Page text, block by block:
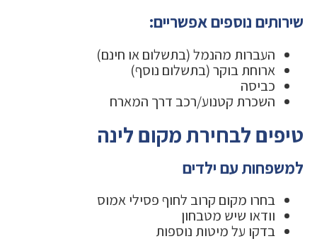
שירותים נוספים אפשריים:
העברות מהנמל (בתשלום או חינם)
ארוחת בוקר (בתשלום נוסף)
כביסה
השכרת קטנוע/רכב דרך המארח
טיפים לבחירת מקום לינה
למשפחות עם ילדים
בחרו מקום קרוב לחוף פסילי אמוס
וודאו שיש מטבחון
בדקו על מיטות נוספות